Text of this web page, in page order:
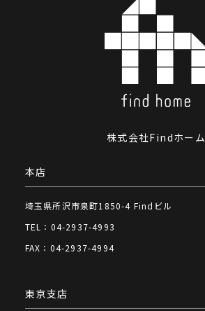
株式会社Findホーム
本店
埼玉県所沢市泉町1850-4 Findビル
TEL：04-2937-4993
FAX：04-2937-4994
東京支店